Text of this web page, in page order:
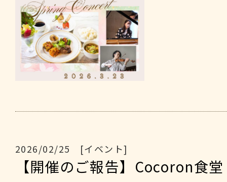
2026/02/25 [イベント]
【開催のご報告】Cocoron食堂